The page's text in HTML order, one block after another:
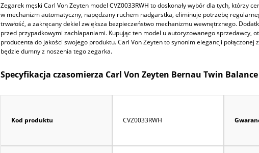
Zegarek męski Carl Von Zeyten model CVZ0033RWH to doskonały wybór dla tych, którzy
w mechanizm automatyczny, napędzany ruchem nadgarstka, eliminuje potrzebę
trwałość, a zakręcany dekiel zwiększa bezpieczeństwo mechanizmu wewnętrznego.
przed przypadkowymi zachlapaniami. Kupując ten model u autoryzowanego sprzedawcy,
producenta do jakości swojego produktu. Carl Von Zeyten to synonim elegancji połączonej
będzie dumny z noszenia tego zegarka.
Specyfikacja czasomierza Carl Von Zeyten Bernau Twin
Kod produktu CVZ0033RWH